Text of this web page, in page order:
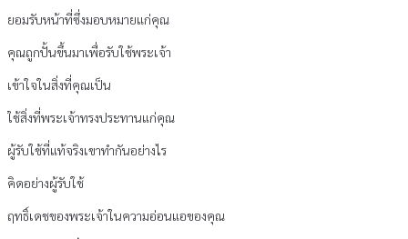
ยอมรับหน้าที่ซึ่งมอบหมายแก่คุณ
คุณถูกปั้นขึ้นมาเพื่อรับใช้พระเจ้า
เข้าใจในสิ่งที่คุณเป็น
ใช้สิ่งที่พระเจ้าทรงประทานแก่คุณ
ผู้รับใช้ที่แท้จริงเขาทำกันอย่างไร
คิดอย่างผู้รับใช้
ฤทธิ์เดชของพระเจ้าในความอ่อนแอของคุณ